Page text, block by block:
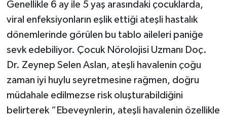
Genellikle 6 ay ile 5 yaş arasındaki çocuklarda,
viral enfeksiyonların eşlik ettiği ateşli hastalık
dönemlerinde görülen bu tablo aileleri paniğe
sevk edebiliyor. Çocuk Nörolojisi Uzmanı Doç.
Dr. Zeynep Selen Aslan, ateşli havalenin çoğu
zaman iyi huylu seyretmesine rağmen, doğru
müdahale edilmezse risk oluşturabildiğini
belirterek “Ebeveynlerin, ateşli havalenin özellikle